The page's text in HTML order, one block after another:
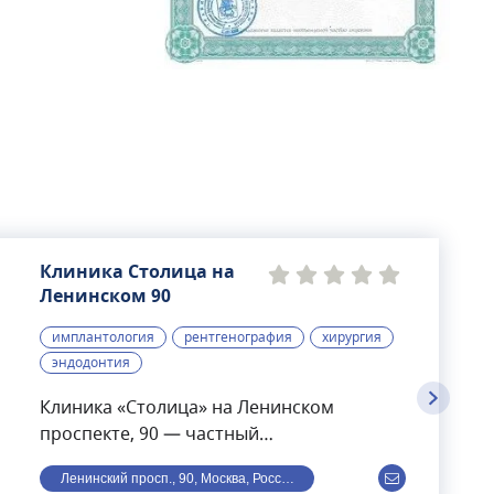
Клиника Столица на
Ленинском 90
имплантология рентгенография
хирургия
эндодонтия
Клиника «Столица» на Ленинском
проспекте, 90 — частный
многопрофильный медицинский центр в
Москве, в шаговой доступности от
Ленинский просп., 90, Москва, Россия